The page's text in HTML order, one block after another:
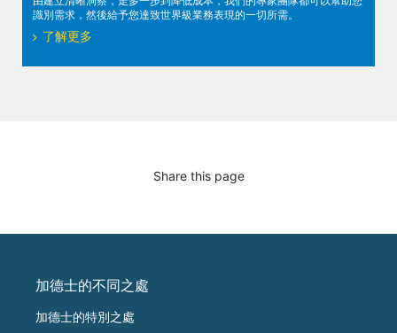
識別需求，然後給予您達致世界級業務表現的一切所需。
了解更多
Share this page
加德士的不同之處
加德士的特別之處